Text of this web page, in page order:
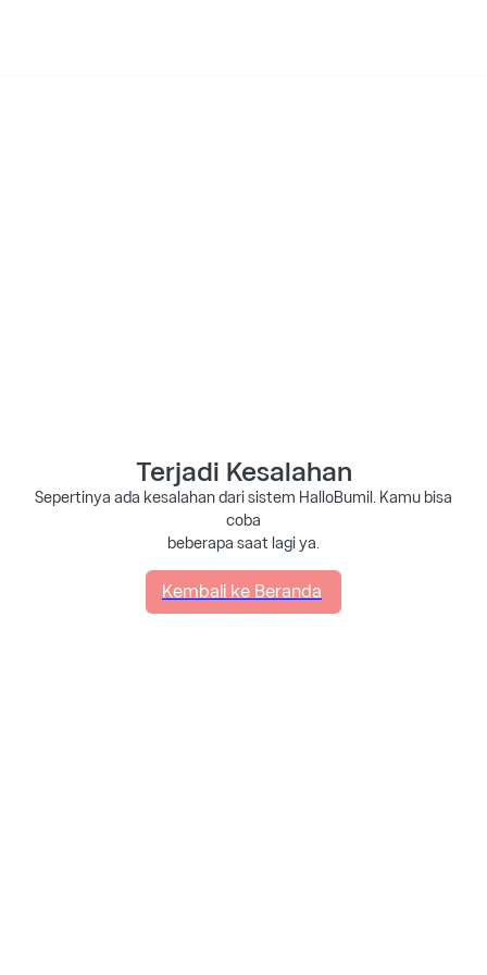
Terjadi Kesalahan
Sepertinya ada kesalahan dari sistem HalloBumil. Kamu bisa
coba
beberapa saat lagi ya.
Kembali ke Beranda